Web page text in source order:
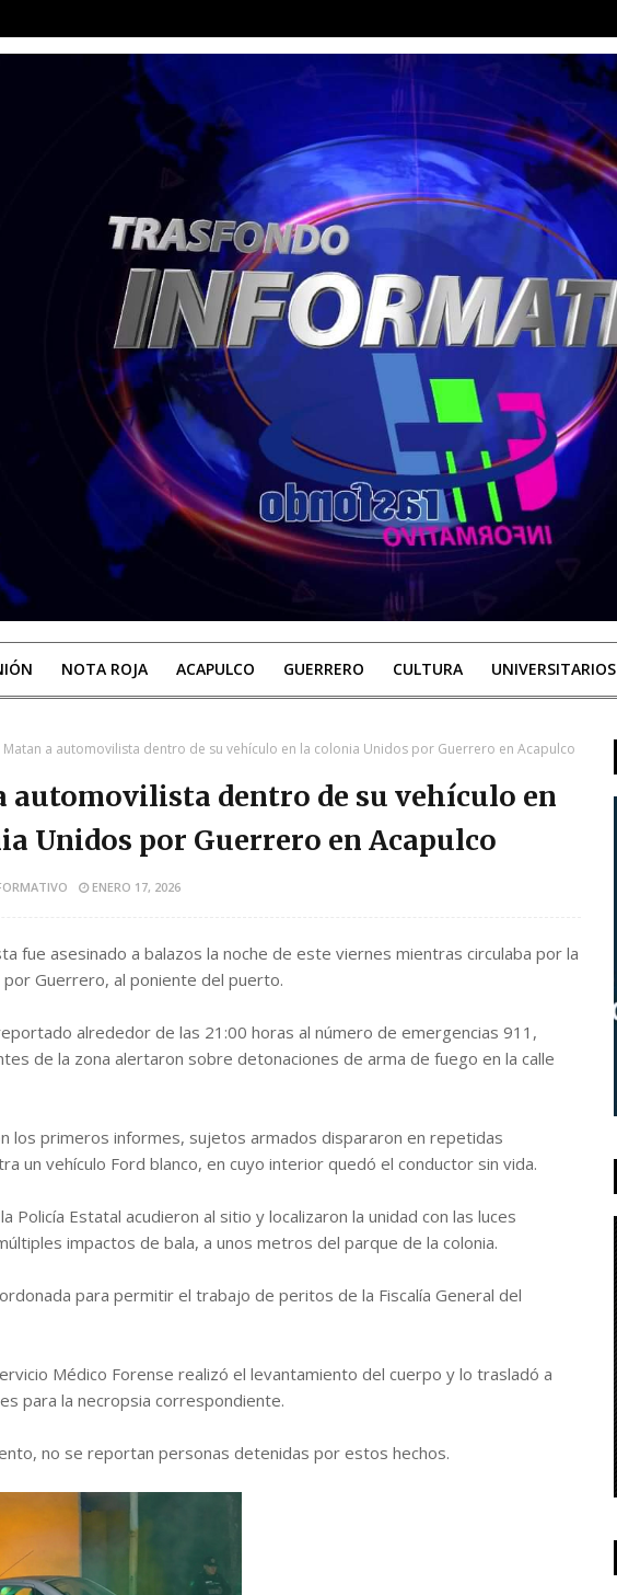
NOTA ROJA ACAPULCO GUERRERO CULTURA UNIVERSITARIOS
Matan a automovilista dentro de su vehículo en la colonia Unidos por Guerrero en Acapulco
automovilista dentro de su vehículo en
Unidos por Guerrero en Acapulco
ENERO 17, 2026
fue asesinado a balazos la noche de este viernes mientras circulaba por la
por Guerrero, al poniente del puerto.
alrededor de las 21:00 horas al número de emergencias 911,
de la zona alertaron sobre detonaciones de arma de fuego en la calle
los primeros informes, sujetos armados dispararon en repetidas
un vehículo Ford blanco, en cuyo interior quedó el conductor sin vida.
Policía Estatal acudieron al sitio y localizaron la unidad con las luces
impactos de bala, a unos metros del parque de la colonia.
para permitir el trabajo de peritos de la Fiscalía General del
Médico Forense realizó el levantamiento del cuerpo y lo trasladó a
para la necropsia correspondiente.
no se reportan personas detenidas por estos hechos.